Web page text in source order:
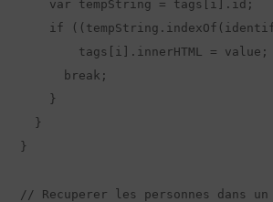
    var tempString = tags[i].id;
if
        tags[i].innerHTML = value;
      break;
    }
  }
}
// Recuperer les personnes dans